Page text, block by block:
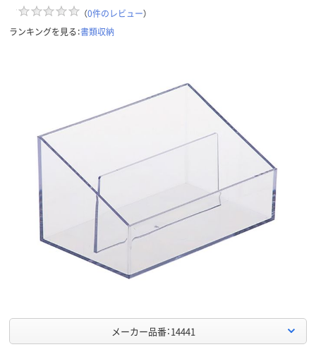
（0件のレビュー）
ランキングを見る：書類収納
メーカー品番：14441